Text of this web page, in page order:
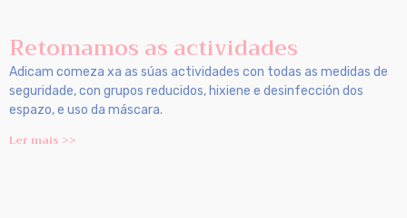
Retomamos as actividades
Adicam comeza xa as súas actividades con todas as medidas de
seguridade, con grupos reducidos, hixiene e desinfección dos
espazo, e uso da máscara.
Ler mais >>